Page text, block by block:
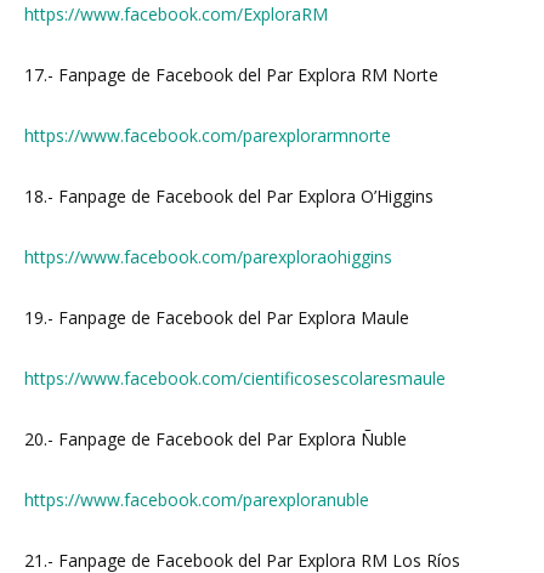
https://www.facebook.com/ExploraRM
17.- Fanpage de Facebook del Par Explora RM Norte
https://www.facebook.com/parexplorarmnorte
18.- Fanpage de Facebook del Par Explora O’Higgins
https://www.facebook.com/parexploraohiggins
19.- Fanpage de Facebook del Par Explora Maule
https://www.facebook.com/cientificosescolaresmaule
20.- Fanpage de Facebook del Par Explora Ñuble
https://www.facebook.com/parexploranuble
21.- Fanpage de Facebook del Par Explora RM Los Ríos